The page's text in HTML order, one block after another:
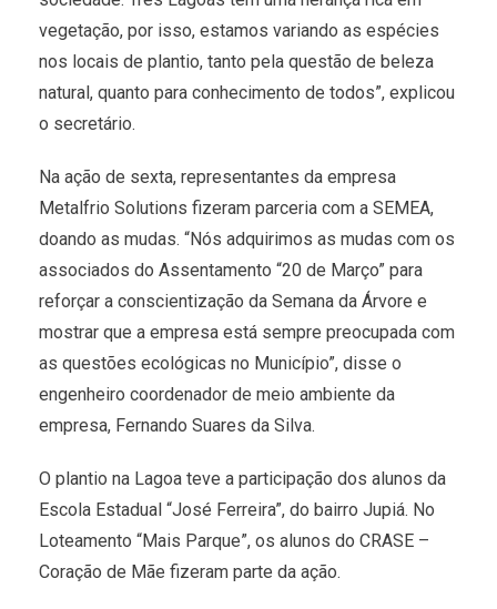
vegetação, por isso, estamos variando as espécies
nos locais de plantio, tanto pela questão de beleza
natural, quanto para conhecimento de todos”, explicou
o secretário.
Na ação de sexta, representantes da empresa
Metalfrio Solutions fizeram parceria com a SEMEA,
doando as mudas. “Nós adquirimos as mudas com os
associados do Assentamento “20 de Março” para
reforçar a conscientização da Semana da Árvore e
mostrar que a empresa está sempre preocupada com
as questões ecológicas no Município”, disse o
engenheiro coordenador de meio ambiente da
empresa, Fernando Suares da Silva.
O plantio na Lagoa teve a participação dos alunos da
Escola Estadual “José Ferreira”, do bairro Jupiá. No
Loteamento “Mais Parque”, os alunos do CRASE –
Coração de Mãe fizeram parte da ação.